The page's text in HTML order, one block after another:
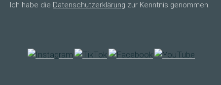
Ich habe die Datenschutzerklärung zur Kenntnis genommen.